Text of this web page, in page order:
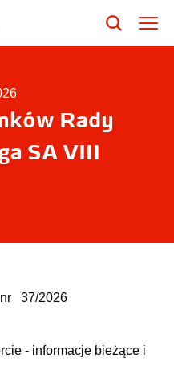
Rady
SA VIII
nr 37/2026
- informacje bieżące i